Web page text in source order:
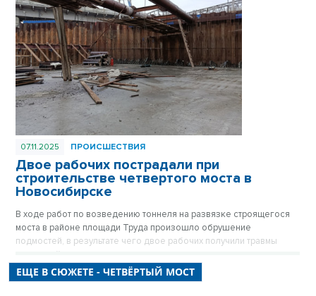
07.11.2025 ПРОИСШЕСТВИЯ
Двое рабочих пострадали при
строительстве четвертого моста в
Новосибирске
В ходе работ по возведению тоннеля на развязке строящегося
моста в районе площади Труда произошло обрушение
подмостей, в результате чего двое рабочих получили травмы
ЕЩЕ В СЮЖЕТЕ - ЧЕТВЁРТЫЙ МОСТ